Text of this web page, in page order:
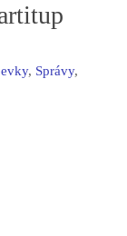
, Správy,